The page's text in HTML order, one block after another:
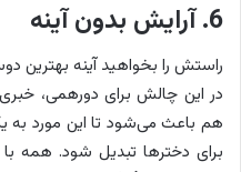
6. آرایش بدون آینه
راستش را بخواهید آینه
در این چالش برای دورهمی، خبری
هم باعث می‌شود تا این مورد به
برای دخترها تبدیل شود. همه